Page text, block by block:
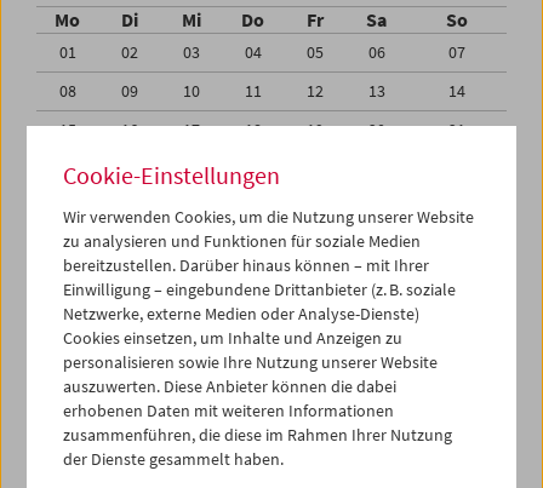
Mo Di Mi Do Fr Sa So
01 02 03 04 05 06
07
08
09 10 11 12 13
14
15
16 17 18 19 20
21
22
23 24 25
29
31 02
04
05
06 07 08 09 10
iCalender
Programmheft-PDF
English language or subtitles
< Vorherige Woche
Cookie-Einstellungen
Wir verwenden Cookies, um die Nutzung unserer Website
zu analysieren und Funktionen für soziale Medien
bereitzustellen. Darüber hinaus können – mit Ihrer
Einwilligung – eingebundene Drittanbieter (z. B. soziale
Netzwerke, externe Medien oder Analyse-Dienste)
Cookies einsetzen, um Inhalte und Anzeigen zu
personalisieren sowie Ihre Nutzung unserer Website
auszuwerten. Diese Anbieter können die dabei
erhobenen Daten mit weiteren Informationen
zusammenführen, die diese im Rahmen Ihrer Nutzung
der Dienste gesammelt haben.